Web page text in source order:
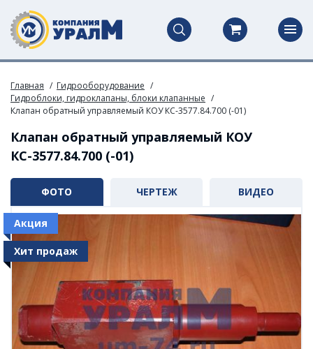
Главная
Гидрооборудование
Гидроблоки, гидроклапаны, блоки клапанные
Клапан обратный управляемый КОУ КС-3577.84.700 (-01)
Клапан обратный управляемый КОУ
КС-3577.84.700 (-01)
ФОТО ЧЕРТЕЖ ВИДЕО
Акция
Хит продаж